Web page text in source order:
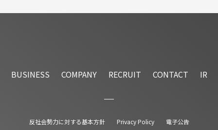
BUSINESS COMPANY RECRUIT CONTACT IR
反社会勢力に対する基本方針 Privacy Policy 電子公告